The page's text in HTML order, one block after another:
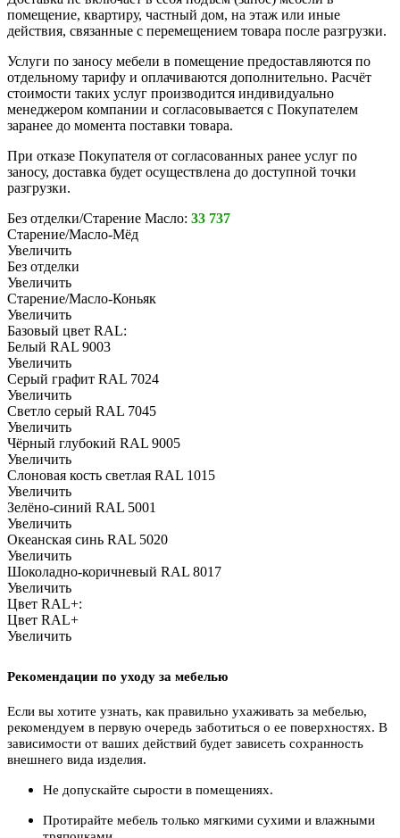
помещение, квартиру, частный дом, на этаж или иные
действия, связанные с перемещением товара после разгрузки.
Услуги по заносу мебели в помещение предоставляются по
отдельному тарифу и оплачиваются дополнительно. Расчёт
стоимости таких услуг производится индивидуально
менеджером компании и согласовывается с Покупателем
заранее до момента поставки товара.
При отказе Покупателя от согласованных ранее услуг по
заносу, доставка будет осуществлена до доступной точки
разгрузки.
Без отделки/Старение Масло: 33 737
Старение/Масло-Мёд
Увеличить
Без отделки
Увеличить
Старение/Масло-Коньяк
Увеличить
Базовый цвет RAL:
Белый RAL 9003
Увеличить
Серый графит RAL 7024
Увеличить
Светло серый RAL 7045
Увеличить
Чёрный глубокий RAL 9005
Увеличить
Слоновая кость светлая RAL 1015
Увеличить
Зелёно-синий RAL 5001
Увеличить
Океанская синь RAL 5020
Увеличить
Шоколадно-коричневый RAL 8017
Увеличить
Цвет RAL+:
Цвет RAL+
Увеличить
Рекомендации по уходу за мебелью
Если вы хотите узнать, как правильно ухаживать за мебелью,
рекомендуем в первую очередь заботиться о ее поверхностях. В
зависимости от ваших действий будет зависеть сохранность
внешнего вида изделия.
Не допускайте сырости в помещениях.
Протирайте мебель только мягкими сухими и влажными